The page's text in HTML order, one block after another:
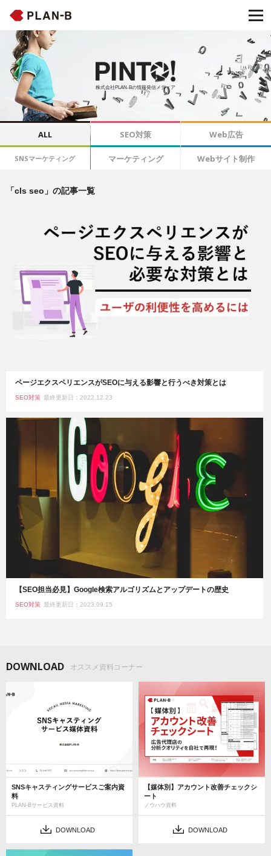
株式会社PLAN-Bの情報発信メディア
ALL SEO対策 Web広告
SNSマーケティング マーケティング Webサイト制作
「cls seo」の記事一覧
ページエクスペリエンスがSEOに与える影響と行うべき対策とは
SEO対策 最終更新日：2022.12.23
【SEO担当必見】Google検索アルゴリズムとアップデートの歴史
SEO対策 最終更新日：2023.09.15
DOWNLOAD オススメ資料コーナー
SNSキャスティングサービスご案内資
料
PLAN-Bサービス資料
DOWNLOAD
【媒体別】アカウント改善チェックシ
ート
ノウハウ資料
DOWNLOAD